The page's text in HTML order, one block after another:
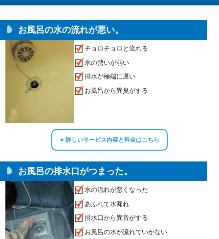
お風呂の水の流れが悪い。
チョロチョロと流れる
水の勢いが弱い
排水が極端に遅い
お風呂から異臭がする
▲詳しいサービス内容と料金はこちら
お風呂の排水口がつまった。
水の流れが悪くなった
あふれて水漏れ
排水口から異音がする
お風呂の水が流れていかない